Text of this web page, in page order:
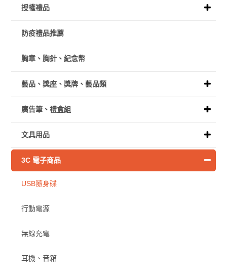
授權禮品
防疫禮品推薦
胸章、胸針、紀念幣
藝品、獎座、獎牌、藝品類
廣告筆、禮盒組
文具用品
3C 電子商品
USB隨身碟
行動電源
無線充電
耳機、音箱